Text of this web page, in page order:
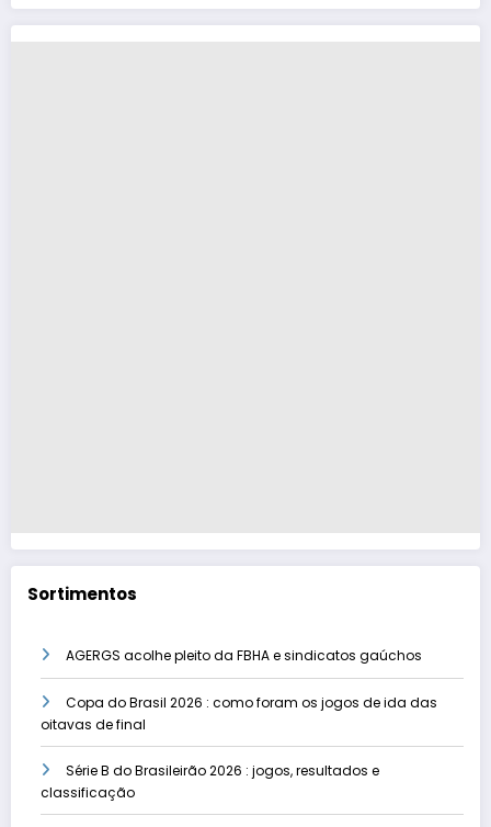
Sortimentos
AGERGS acolhe pleito da FBHA e sindicatos gaúchos
Copa do Brasil 2026 : como foram os jogos de ida das
oitavas de final
Série B do Brasileirão 2026 : jogos, resultados e
classificação